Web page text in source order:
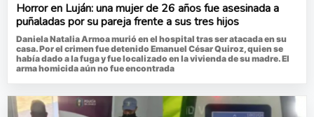
Horror en Luján: una mujer de 26 años fue asesinada a
puñaladas por su pareja frente a sus tres hijos
Daniela Natalia Armoa murió en el hospital tras ser atacada en su
casa. Por el crimen fue detenido Emanuel César Quiroz, quien se
había dado a la fuga y fue localizado en la vivienda de su madre. El
arma homicida aún no fue encontrada